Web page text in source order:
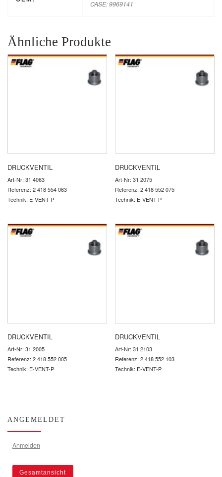
CASE: 9969141
Ähnliche Produkte
DRUCKVENTIL
Art-Nr: 31 4063
Referenz: 2 418 554 063
Technik: E-VENT-P
DRUCKVENTIL
Art-Nr: 31 2075
Referenz: 2 418 552 075
Technik: E-VENT-P
DRUCKVENTIL
Art-Nr: 31 2005
Referenz: 2 418 552 005
Technik: E-VENT-P
DRUCKVENTIL
Art-Nr: 31 2103
Referenz: 2 418 552 103
Technik: E-VENT-P
ANGEMELDET
Anmelden
Gesamtansicht